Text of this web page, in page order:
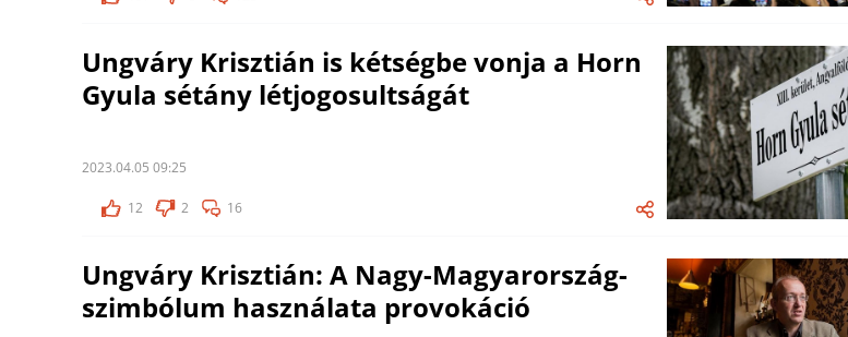
Ungváry Krisztián is kétségbe vonja a Horn
Gyula sétány létjogosultságát
2023.04.05 09:25
12 2 16
Ungváry Krisztián: A Nagy-Magyarország-
szimbólum használata provokáció